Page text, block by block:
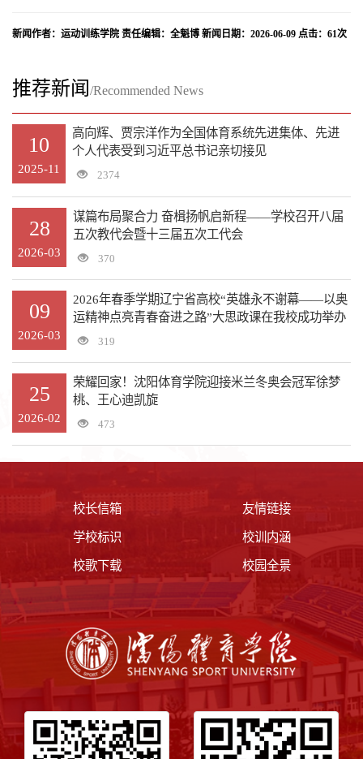
新闻作者：运动训练学院 责任编辑：全魁博 新闻日期：2026-06-09 点击： 61次
推荐新闻 /Recommended News
10
2025-11
高向辉、贾宗洋作为全国体育系统先进集体、先进
个人代表受到习近平总书记亲切接见
2374
28
2026-03
谋篇布局聚合力 奋楫扬帆启新程——学校召开八届
五次教代会暨十三届五次工代会
370
09
2026-03
2026年春季学期辽宁省高校“英雄永不谢幕——以奥
运精神点亮青春奋进之路”大思政课在我校成功举办
319
25
2026-02
荣耀回家！沈阳体育学院迎接米兰冬奥会冠军徐梦
桃、王心迪凯旋
473
校长信箱 友情链接
学校标识 校训内涵
校歌下载 校园全景